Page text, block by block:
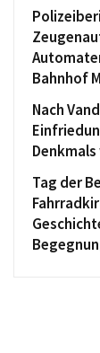
Bahnhof
Nach
Tag der